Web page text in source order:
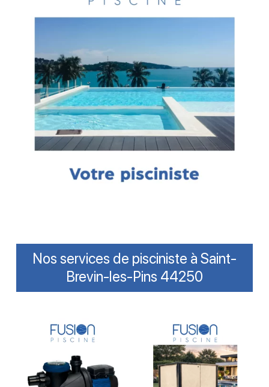
Nos services de pisciniste à Saint-
Brevin-les-Pins 44250